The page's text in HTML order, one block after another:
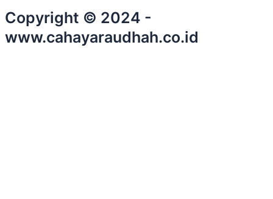
Copyright © 2024 -
www.cahayaraudhah.co.id